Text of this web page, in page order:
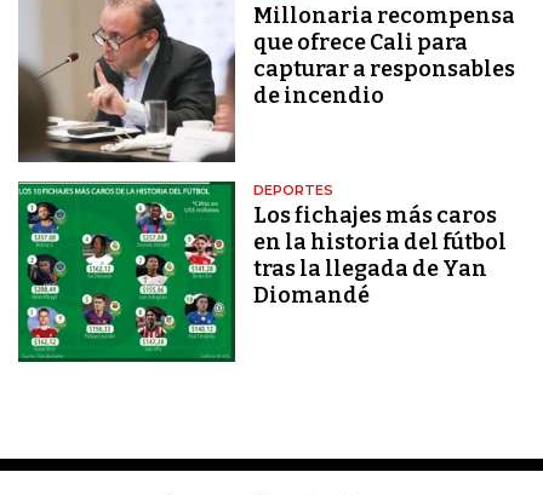
Millonaria recompensa
que ofrece Cali para
capturar a responsables
de incendio
DEPORTES
Los fichajes más caros
en la historia del fútbol
tras la llegada de Yan
Diomandé